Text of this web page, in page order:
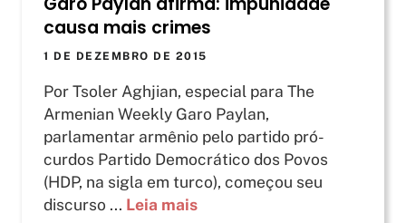
causa mais crimes
1 DE DEZEMBRO DE 2015
Por Tsoler Aghjian, especial para The
Armenian Weekly Garo Paylan,
parlamentar armênio pelo partido pró-
curdos Partido Democrático dos Povos
(HDP, na sigla em turco), começou seu
discurso ... Leia mais